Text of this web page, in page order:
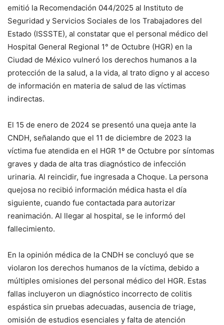
emitió la Recomendación 044/2025 al Instituto de
Seguridad y Servicios Sociales de los Trabajadores del
Estado (ISSSTE), al constatar que el personal médico del
Hospital General Regional 1° de Octubre (HGR) en la
Ciudad de México vulneró los derechos humanos a la
protección de la salud, a la vida, al trato digno y al acceso
de información en materia de salud de las víctimas
indirectas.
El 15 de enero de 2024 se presentó una queja ante la
CNDH, señalando que el 11 de diciembre de 2023 la
víctima fue atendida en el HGR 1º de Octubre por síntomas
graves y dada de alta tras diagnóstico de infección
urinaria. Al reincidir, fue ingresada a Choque. La persona
quejosa no recibió información médica hasta el día
siguiente, cuando fue contactada para autorizar
reanimación. Al llegar al hospital, se le informó del
fallecimiento.
En la opinión médica de la CNDH se concluyó que se
violaron los derechos humanos de la víctima, debido a
múltiples omisiones del personal médico del HGR. Estas
fallas incluyeron un diagnóstico incorrecto de colitis
espástica sin pruebas adecuadas, ausencia de triage,
omisión de estudios esenciales y falta de atención